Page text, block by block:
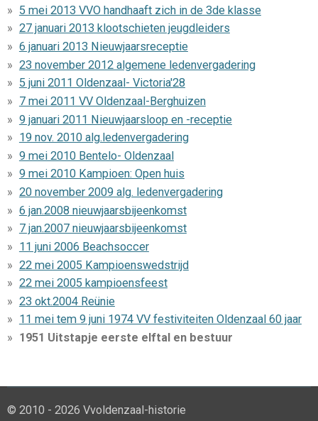
5 mei 2013 VVO handhaaft zich in de 3de klasse
27 januari 2013 klootschieten jeugdleiders
6 januari 2013 Nieuwjaarsreceptie
23 november 2012 algemene ledenvergadering
5 juni 2011 Oldenzaal- Victoria'28
7 mei 2011 VV Oldenzaal-Berghuizen
9 januari 2011 Nieuwjaarsloop en -receptie
19 nov. 2010 alg.ledenvergadering
9 mei 2010 Bentelo- Oldenzaal
9 mei 2010 Kampioen: Open huis
20 november 2009 alg. ledenvergadering
6 jan.2008 nieuwjaarsbijeenkomst
7 jan.2007 nieuwjaarsbijeenkomst
11 juni 2006 Beachsoccer
22 mei 2005 Kampioenswedstrijd
22 mei 2005 kampioensfeest
23 okt.2004 Reünie
11 mei tem 9 juni 1974 VV festiviteiten Oldenzaal 60 jaar
1951 Uitstapje eerste elftal en bestuur
© 2010 - 2026 Vvoldenzaal-historie